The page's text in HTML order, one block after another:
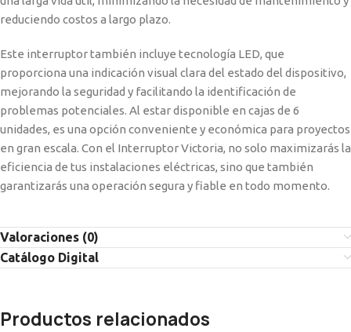
reduciendo costos a largo plazo.
Este interruptor también incluye tecnología LED, que
proporciona una indicación visual clara del estado del dispositivo,
mejorando la seguridad y facilitando la identificación de
problemas potenciales. Al estar disponible en cajas de 6
unidades, es una opción conveniente y económica para proyectos
en gran escala. Con el Interruptor Victoria, no solo maximizarás la
eficiencia de tus instalaciones eléctricas, sino que también
garantizarás una operación segura y fiable en todo momento.
Valoraciones (0)
Catálogo Digital
Productos relacionados